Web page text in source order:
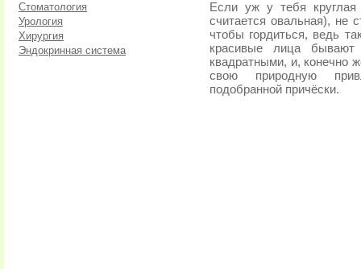
Стоматология
Урология
Хирургия
Эндокринная система
Если уж у тебя
считается овальная), не
чтобы гордиться, ведь
красивые лица
квадратными, и, конечно
свою природную
подобранной причёски.